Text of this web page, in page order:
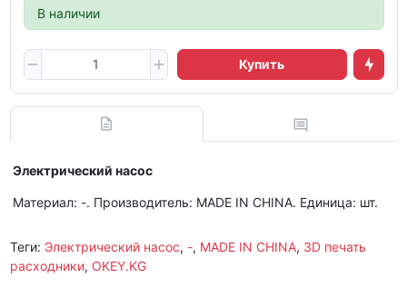
В наличии
Купить
Электрический насос
Материал: -. Производитель: MADE IN CHINA. Единица: шт.
Теги: Электрический насос, -, MADE IN CHINA, 3D печать
расходники, OKEY.KG